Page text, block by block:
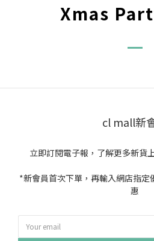
Xmas
cl mall新
立即訂閱電子報，了解更多新貨
*新會員首次下單，再輸入網店指定
惠